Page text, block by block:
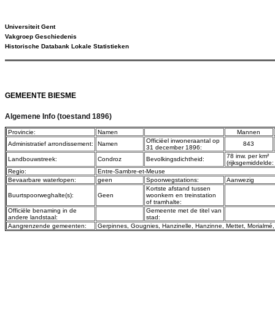
Universiteit Gent
Vakgroep Geschiedenis
Historische Databank Lokale Statistieken
GEMEENTE BIESME
Algemene Info (toestand 1896)
Provincie: Namen
Mannen
Administratief arrondissement:
Namen
Officiëel inwoneraantal op
31 december 1896:
843
Landbouwstreek: Condroz Bevolkingsdichtheid:
78 inw. per km²
Regio:
Entre-Sambre-et-Meuse
Bevaarbare waterlopen:
geen Spoorwegstations: Aanwezig
Buurtspoorweghalte(s): Geen
Kortste afstand tussen
woonkern en treinstation
of tramhalte:
Officiële benaming in de
andere landstaal:
Gemeente met de titel van
stad:
Aangrenzende gemeenten:
Gerpinnes Gougnies Hanzinelle Hanzinne Mettet Morialmé